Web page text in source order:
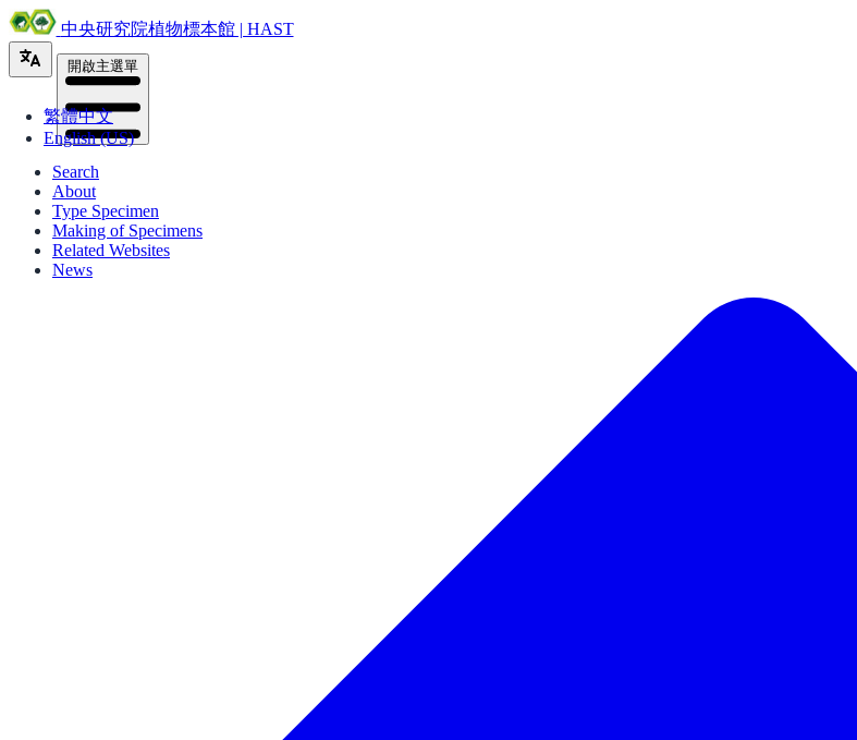
中央研究院植物標本館 | HAST
繁體中文
English (US)
開啟主選單
Search
About
Type Specimen
Making of Specimens
Related Websites
News